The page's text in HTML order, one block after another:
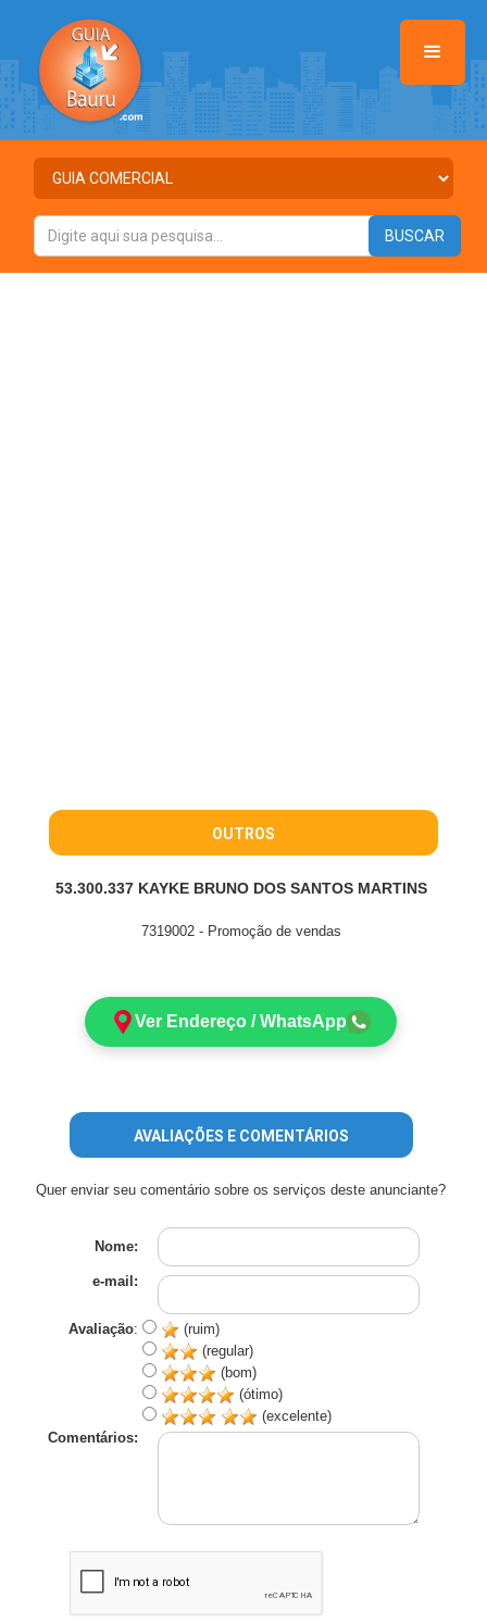
OUTROS
53.300.337 KAYKE BRUNO DOS SANTOS MARTINS
7319002 - Promoção de vendas
Ver Endereço / WhatsApp
AVALIAÇÕES E COMENTÁRIOS
Quer enviar seu comentário sobre os serviços deste anunciante?
Nome:
e-mail:
Avaliação:
(ruim)
(regular)
(bom)
(ótimo)
(excelente)
Comentários: